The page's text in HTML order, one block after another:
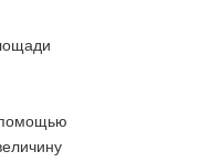
помощью